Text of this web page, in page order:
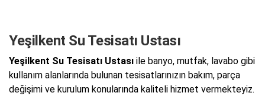
Yeşilkent Su Tesisatı Ustası
Yeşilkent Su Tesisatı Ustası ile banyo, mutfak, lavabo gibi
kullanım alanlarında bulunan tesisatlarınızın bakım, parça
değişimi ve kurulum konularında kaliteli hizmet vermekteyiz.